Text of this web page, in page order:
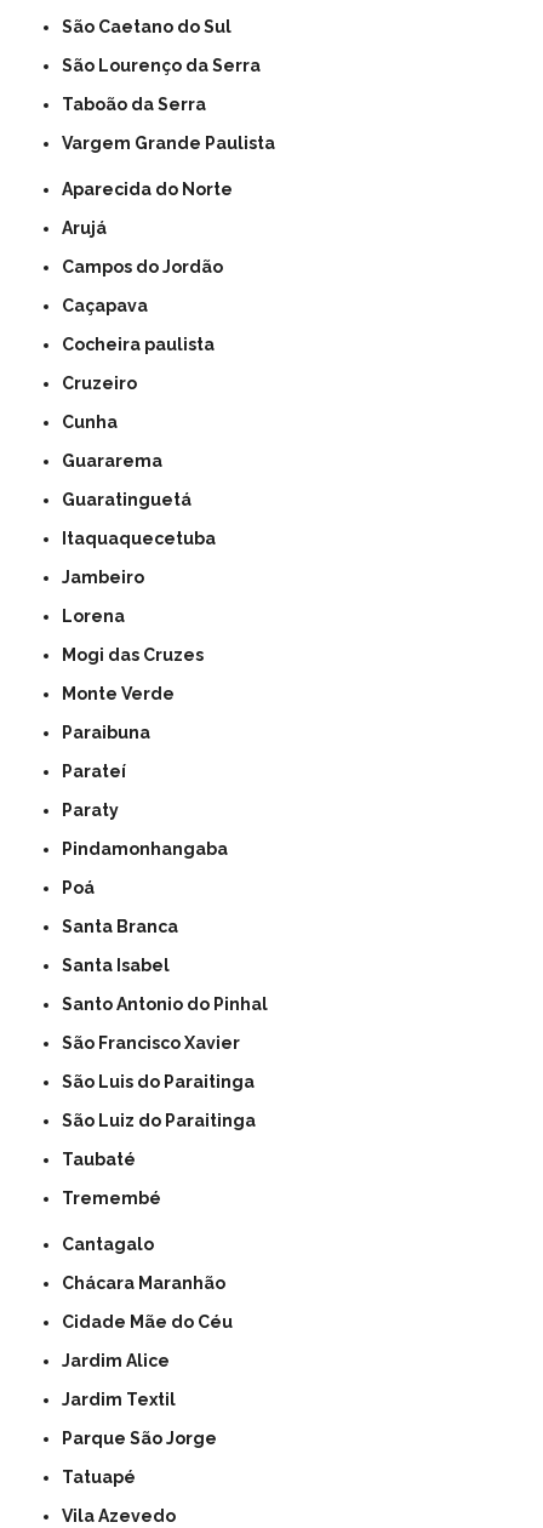
São Caetano do Sul
São Lourenço da Serra
Taboão da Serra
Vargem Grande Paulista
Aparecida do Norte
Arujá
Campos do Jordão
Caçapava
Cocheira paulista
Cruzeiro
Cunha
Guararema
Guaratinguetá
Itaquaquecetuba
Jambeiro
Lorena
Mogi das Cruzes
Monte Verde
Paraibuna
Parateí
Paraty
Pindamonhangaba
Poá
Santa Branca
Santa Isabel
Santo Antonio do Pinhal
São Francisco Xavier
São Luis do Paraitinga
São Luiz do Paraitinga
Taubaté
Tremembé
Cantagalo
Chácara Maranhão
Cidade Mãe do Céu
Jardim Alice
Jardim Textil
Parque São Jorge
Tatuapé
Vila Azevedo